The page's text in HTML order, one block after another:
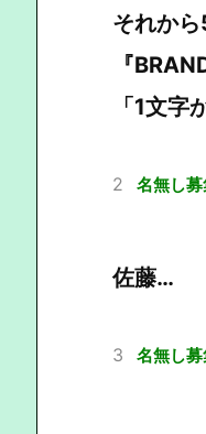
それか
『
「1文
2 名無し募
佐藤…
3 名無し募